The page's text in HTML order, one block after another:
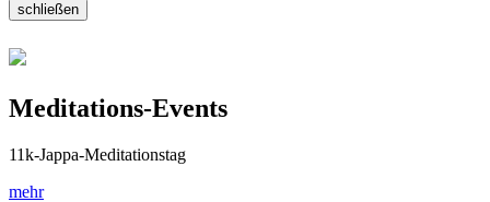
schließen
Meditations-Events
11k-Jappa-Meditationstag
mehr